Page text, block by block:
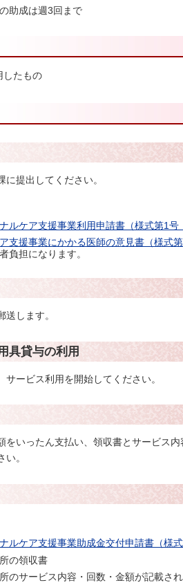
助成は週3回まで
したもの
提出してください。
ルケア支援事業利用申請書（様式第1号
支援事業にかかる医師の意見書（様式
負担になります。
します。
具貸与の利用
ービス利用を開始してください。
をいったん支払い、領収書とサービス
。
ルケア支援事業助成金交付申請書（様
の領収書
のサービス内容・回数・金額が記載さ